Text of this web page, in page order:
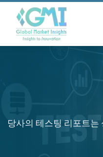
당사의 테스팅 리포트는